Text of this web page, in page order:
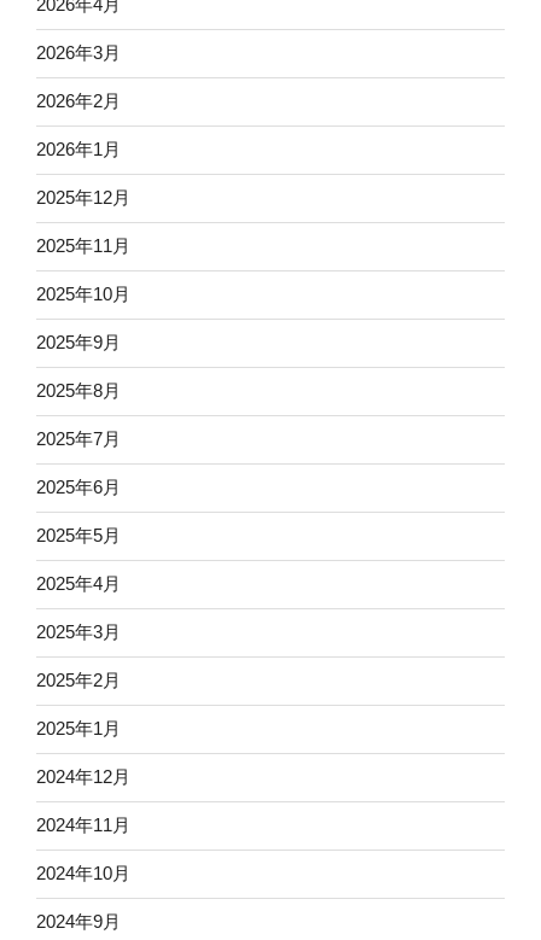
2026年4月
2026年3月
2026年2月
2026年1月
2025年12月
2025年11月
2025年10月
2025年9月
2025年8月
2025年7月
2025年6月
2025年5月
2025年4月
2025年3月
2025年2月
2025年1月
2024年12月
2024年11月
2024年10月
2024年9月